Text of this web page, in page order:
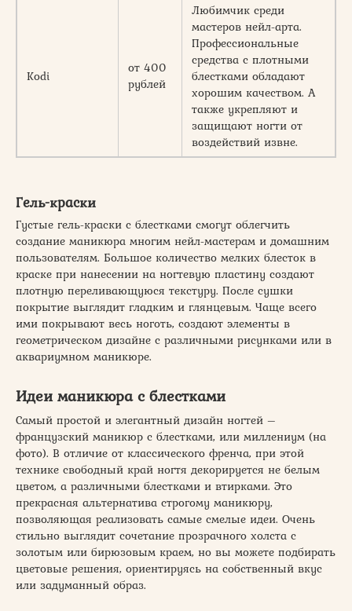
Kodi
от 400
рублей
Любимчик среди
мастеров нейл-арта.
Профессиональные
средства с плотными
блестками обладают
хорошим качеством. А
также укрепляют и
защищают ногти от
воздействий извне.
Гель-краски
Густые гель-краски с блестками смогут облегчить
создание маникюра многим нейл-мастерам и домашним
пользователям. Большое количество мелких блесток в
краске при нанесении на ногтевую пластину создают
плотную переливающуюся текстуру. После сушки
покрытие выглядит гладким и глянцевым. Чаще всего
ими покрывают весь ноготь, создают элементы в
геометрическом дизайне с различными рисунками или в
аквариумном маникюре.
Идеи маникюра с блестками
Самый простой и элегантный дизайн ногтей –
французский маникюр с блестками, или миллениум (на
фото). В отличие от классического френча, при этой
технике свободный край ногтя декорируется не белым
цветом, а различными блестками и втирками. Это
прекрасная альтернатива строгому маникюру,
позволяющая реализовать самые смелые идеи. Очень
стильно выглядит сочетание прозрачного холста с
золотым или бирюзовым краем, но вы можете подбирать
цветовые решения, ориентируясь на собственный вкус
или задуманный образ.